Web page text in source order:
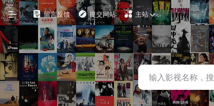
自定义
在线影视
影视下载
留言反馈 提交网站 主站